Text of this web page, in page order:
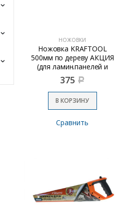
НОЖОВКИ
Ножовка KRAFTOOL
500мм по дереву АКЦИЯ
(для ламин.панелей и
ДСП)
375 Р
В КОРЗИНУ
Сравнить